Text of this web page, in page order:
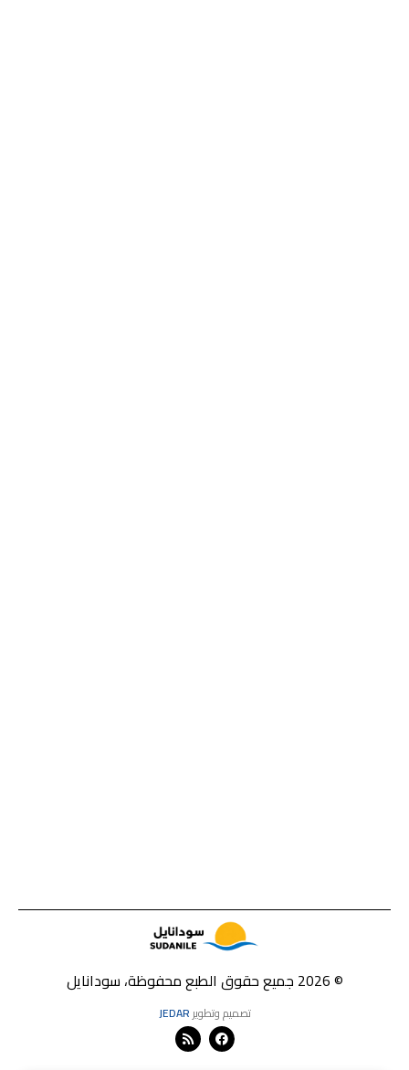
© 2026 جميع حقوق الطبع محفوظة، سودانايل
تصميم وتطويرJEDAR